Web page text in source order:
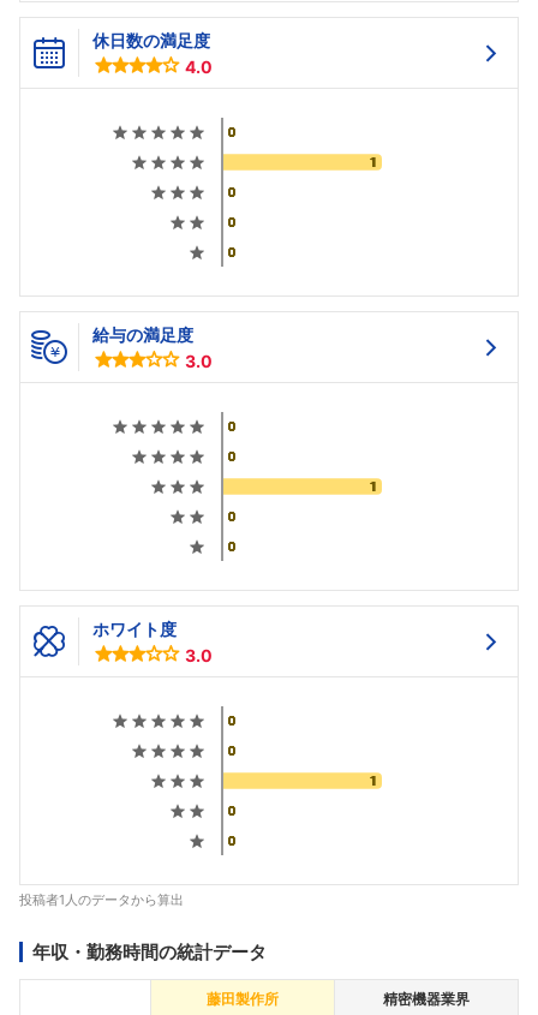
休日数の満足度
4.0
給与の満足度
3.0
ホワイト度
3.0
投稿者1人のデータから算出
年収・勤務時間の統計データ
藤田製作所 精密機器業界